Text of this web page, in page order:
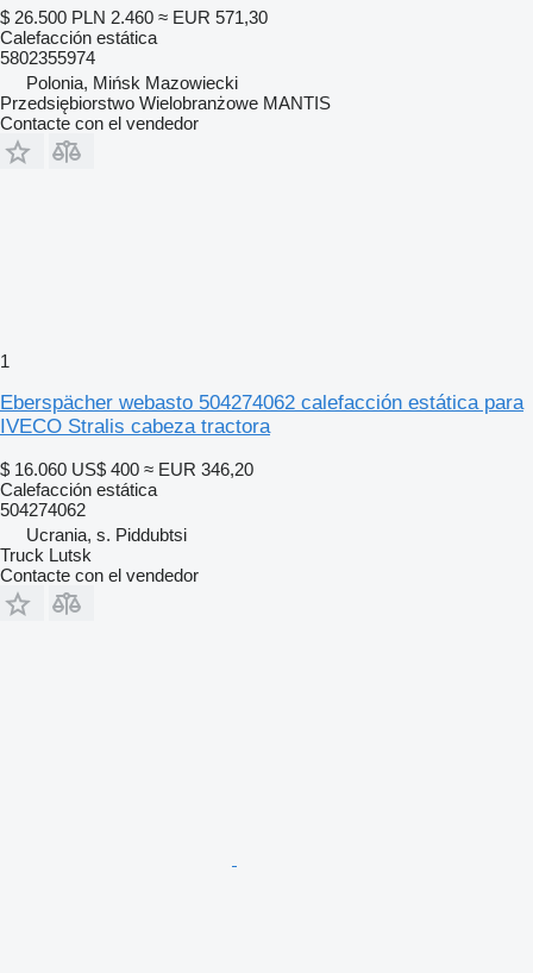
$ 26.500 PLN 2.460 ≈ EUR 571,30
Calefacción estática
5802355974
Polonia, Mińsk Mazowiecki
Przedsiębiorstwo Wielobranżowe MANTIS
Contacte con el vendedor
1
Eberspächer webasto 504274062 calefacción estática para
IVECO Stralis cabeza tractora
$ 16.060 US$ 400 ≈ EUR 346,20
Calefacción estática
504274062
Ucrania, s. Piddubtsi
Truck Lutsk
Contacte con el vendedor